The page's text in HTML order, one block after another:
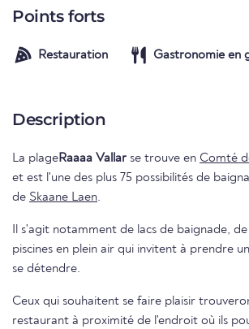
Points forts
Restauration Gastronomie en
Description
La plageRaaaa Vallar se trouve en Comté
et est l'une des plus 75 possibilités de
de Skaane Laen.
Il s'agit notamment de lacs de baignade,
piscines en plein air qui invitent à prendre
se détendre.
Ceux qui souhaitent se faire plaisir
restaurant à proximité de l'endroit où ils